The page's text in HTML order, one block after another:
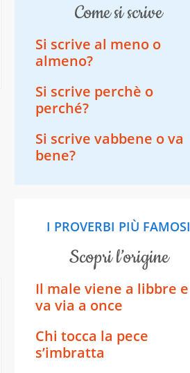
come si scrive
Si scrive al meno o
almeno?
Si scrive perchè o
perché?
Si scrive vabbene o va
bene?
I PROVERBI PIÙ FAMOSI
scopri l’origine
Il male viene a libbre e
va via a once
Chi tocca la pece
s’imbratta